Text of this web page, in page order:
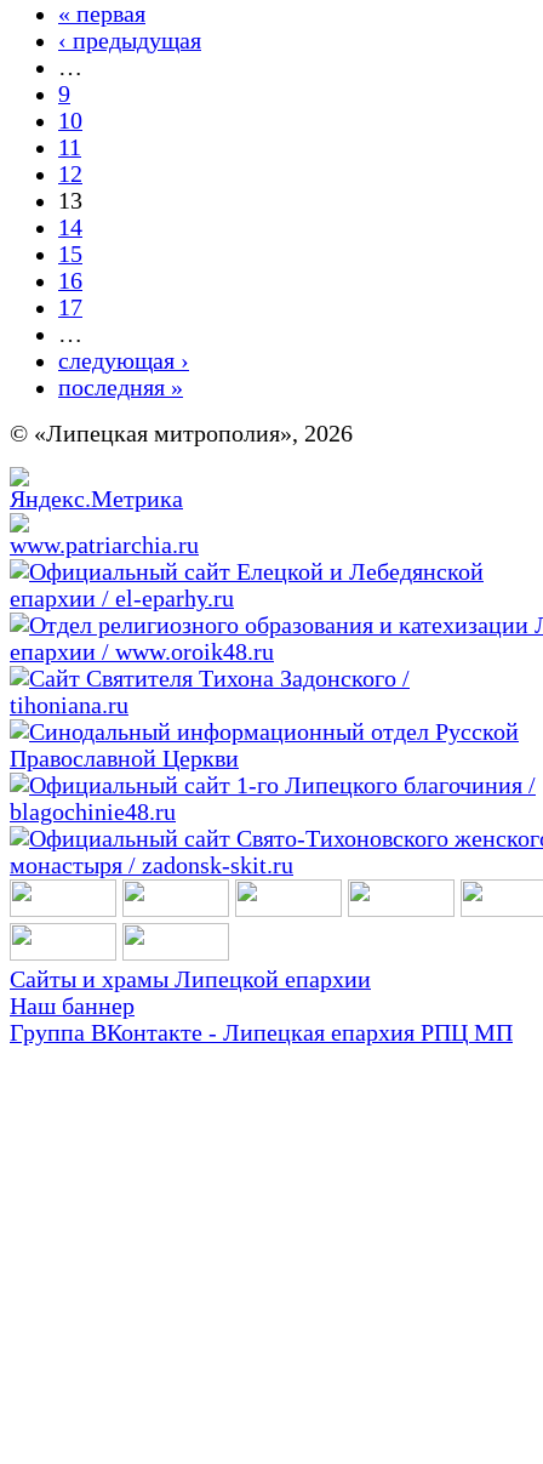
« первая
‹ предыдущая
…
9
10
11
12
13
14
15
16
17
…
следующая ›
последняя »
© «Липецкая митрополия», 2026
Сайты и храмы Липецкой епархии
Наш баннер
Группа ВКонтакте - Липецкая епархия РПЦ МП